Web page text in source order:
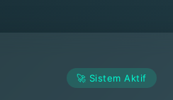
🚀 Sistem Aktif